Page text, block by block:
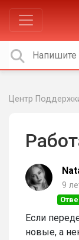
Центр
9
Если
новые, а